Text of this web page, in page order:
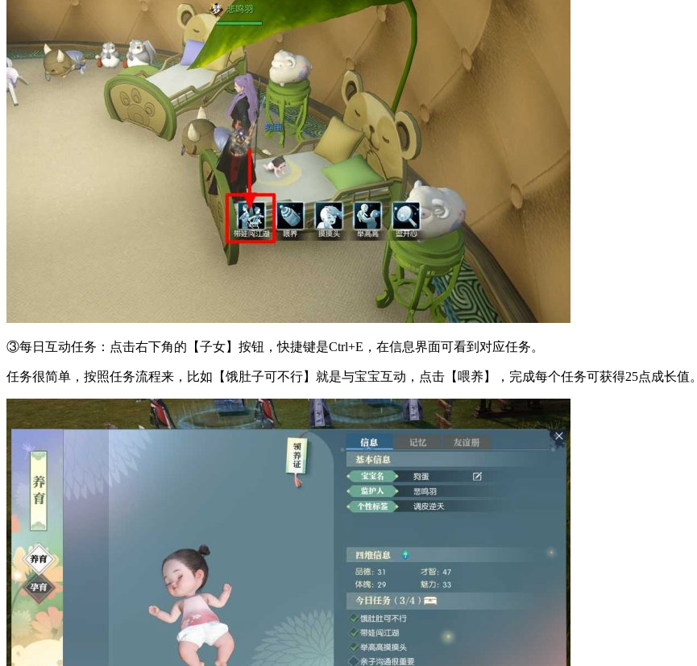
③每日互动任务：点击右下角的【子女】按钮，快捷键是Ctrl+E，在信息界面可看到对应任务。
任务很简单，按照任务流程来，比如【饿肚子可不行】就是与宝宝互动，点击【喂养】，完成每个任务可获得25点成长值。